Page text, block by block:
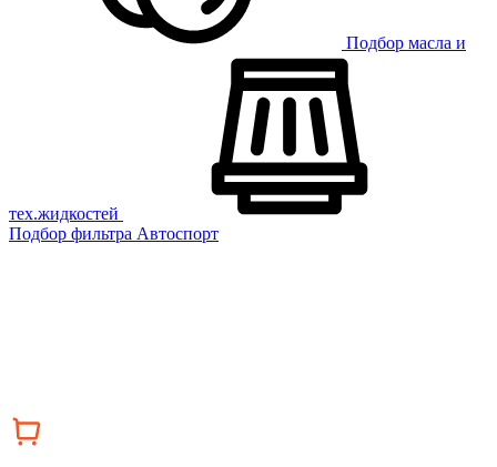
Подбор масла и
тех.жидкостей
Подбор фильтра Автоспорт